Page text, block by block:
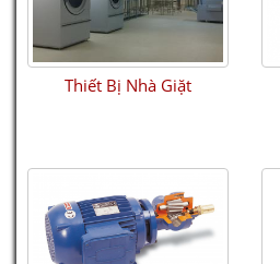
Thiết Bị Nhà Giặt